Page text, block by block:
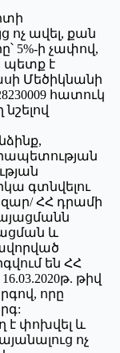
ոչ ավել, քան
5%-ի չափով,
պետք է
Մեծիկնանի
հատուկ
գտնվելու
ՀՀ դրամի
և
են ՀՀ
թիվ
որը
է փոխվել և
ոչ